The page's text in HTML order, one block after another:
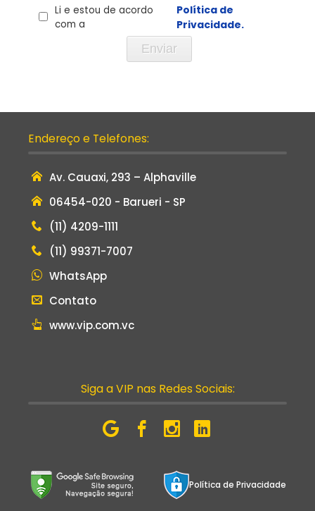
Endereço e Telefones:
Av. Cauaxi, 293 – Alphaville
06454-020 - Barueri - SP
(11) 4209-1111
(11) 99371-7007
WhatsApp
Contato
www.vip.com.vc
Siga a VIP nas Redes Sociais:
Política de Privacidade